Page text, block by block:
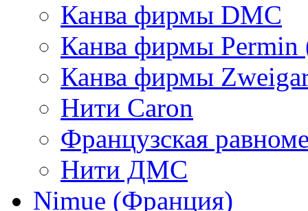
Канва фирмы DMC
Канва фирмы Permin
Канва фирмы
Нити Caron
Французская
Нити ДМС
Nimue (Франция)